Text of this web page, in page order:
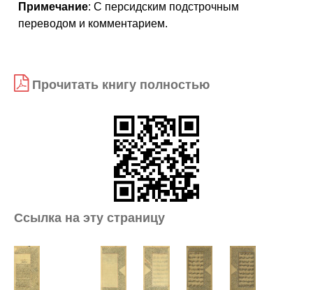
Примечание: С персидским подстрочным
переводом и комментарием.
Прочитать книгу полностью
Ссылка на эту страницу